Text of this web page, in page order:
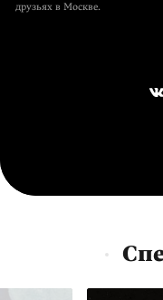
друзьях в Москве.